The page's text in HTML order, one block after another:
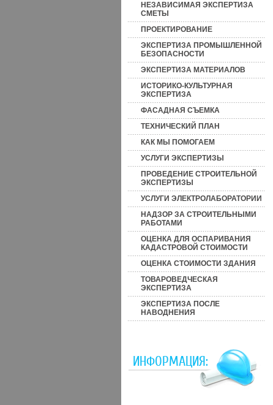
НЕЗАВИСИМАЯ ЭКСПЕРТИЗА
СМЕТЫ
ПРОЕКТИРОВАНИЕ
ЭКСПЕРТИЗА ПРОМЫШЛЕННОЙ
БЕЗОПАСНОСТИ
ЭКСПЕРТИЗА МАТЕРИАЛОВ
ИСТОРИКО-КУЛЬТУРНАЯ
ЭКСПЕРТИЗА
ФАСАДНАЯ СЪЕМКА
ТЕХНИЧЕСКИЙ ПЛАН
КАК МЫ ПОМОГАЕМ
УСЛУГИ ЭКСПЕРТИЗЫ
ПРОВЕДЕНИЕ СТРОИТЕЛЬНОЙ
ЭКСПЕРТИЗЫ
УСЛУГИ ЭЛЕКТРОЛАБОРАТОРИИ
НАДЗОР ЗА СТРОИТЕЛЬНЫМИ
РАБОТАМИ
ОЦЕНКА ДЛЯ ОСПАРИВАНИЯ
КАДАСТРОВОЙ СТОИМОСТИ
ОЦЕНКА СТОИМОСТИ ЗДАНИЯ
ТОВАРОВЕДЧЕСКАЯ
ЭКСПЕРТИЗА
ЭКСПЕРТИЗА ПОСЛЕ
НАВОДНЕНИЯ
ИНФОРМАЦИЯ: